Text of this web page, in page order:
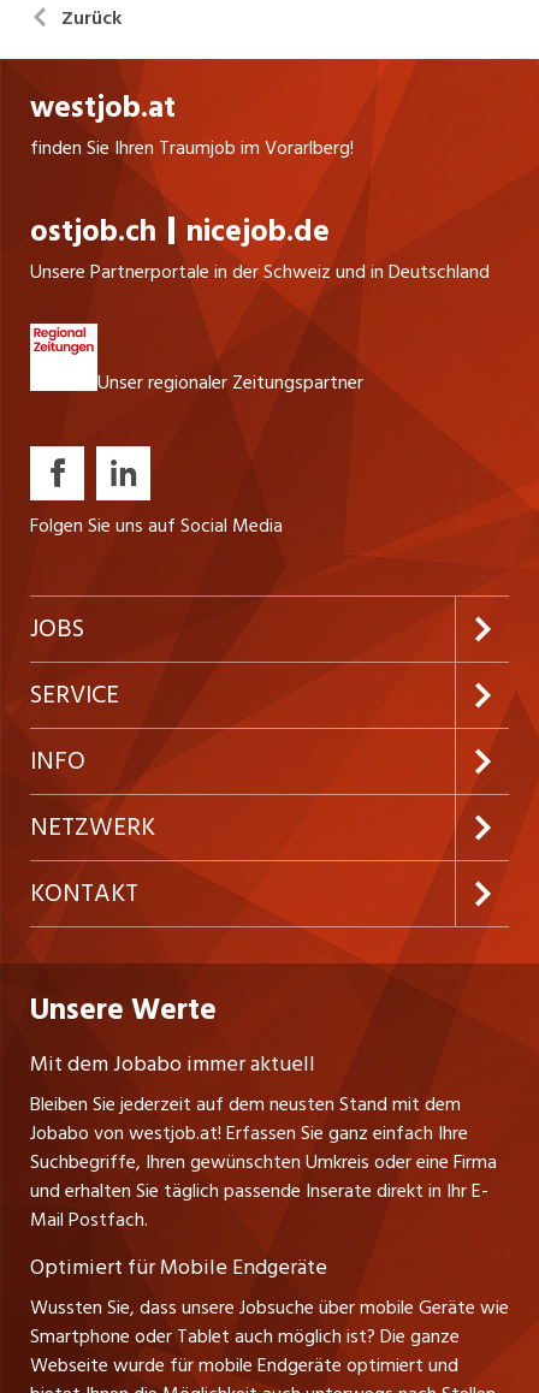
Zurück
westjob.at
finden Sie Ihren Traumjob im Vorarlberg!
ostjob.ch nicejob.de
Unsere Partnerportale in der Schweiz und in Deutschland
Unser regionaler Zeitungspartner
Folgen Sie uns auf Social Media
JOBS
Jobabo abonnieren
Neue Stellen
Festanstellungen
Temporäre Jobs
Praktika
Lehrstellen
Führungspositionen
Management / Kader-Jobs
SERVICE
Kundenlogin
Inserieren
Firmen
Personalvermittler
INFO
Preise und Leistungen
AGB
Datenschutzerklärung
Impressum
NETZWERK
ostjob.ch
jobzüri.ch
jobmittelland.ch
jobbern.ch
jobbasel.ch
zentraljob.ch
myjob.ch
schaffu.ch (VS)
KONTAKT
Gutenbergstrasse 1
A-6858 Schwarzach
Stefan Spötl
Tel. +43 664 39 47 47 7
Leiter westjob.at
Andrea Graf
Tel. +43 664 20 30 02 1
Verkauf und Beratung
Unsere Werte
Mit dem Jobabo immer aktuell
Bleiben Sie jederzeit auf dem neusten Stand mit dem
Jobabo von westjob.at! Erfassen Sie ganz einfach Ihre
Suchbegriffe, Ihren gewünschten Umkreis oder eine Firma
und erhalten Sie täglich passende Inserate direkt in Ihr E-
Mail Postfach.
Optimiert für Mobile Endgeräte
Wussten Sie, dass unsere Jobsuche über mobile Geräte wie
Smartphone oder Tablet auch möglich ist? Die ganze
Webseite wurde für mobile Endgeräte optimiert und